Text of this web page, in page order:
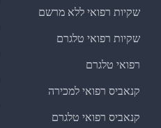
שקיות רפואי ללא מרשם
שקיות רפואי טלגרם
רפואי טלגרם
קנאביס רפואי למכירה
קנאביס רפואי טלגרם